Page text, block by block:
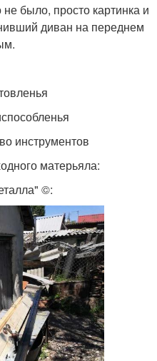
не было, просто картинка и
диван на переднем
инструментов
матерьяла:
©: